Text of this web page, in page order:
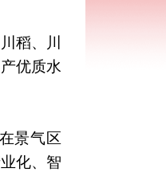
稻、川
优质水
景气区
化、智